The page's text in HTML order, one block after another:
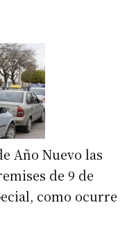
Año Nuevo las
de 9 de
como ocurre